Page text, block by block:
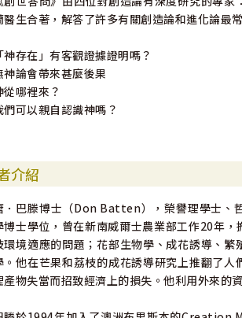
醫生合著，解答了許多有關創造論和進化論最
神存在」有客觀證據證明嗎？
神論會帶來甚麼後果
從哪裡來？
們可以親自認識神嗎？
介紹
．巴滕博士（Don Batten），榮譽理學士、
博士學位，曾在新南威爾士農業部工作20年
環境適應的問題；花部生物學、成花誘導、
。他在芒果和荔枝的成花誘導研究上推翻了
產物失當而招致經濟上的損失。他利用外來的